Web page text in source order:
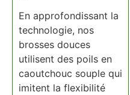
En approfondissant la
technologie, nos
brosses douces
utilisent des poils en
caoutchouc souple qui
imitent la flexibilité